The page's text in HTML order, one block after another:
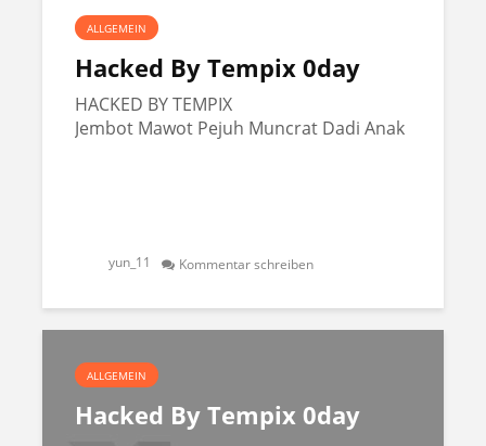
ALLGEMEIN
Hacked By Tempix 0day
HACKED BY TEMPIX
Jembot Mawot Pejuh Muncrat Dadi Anak
yun_11 Kommentar schreiben
ALLGEMEIN
Hacked By Tempix 0day